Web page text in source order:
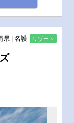
県 名護 リゾート